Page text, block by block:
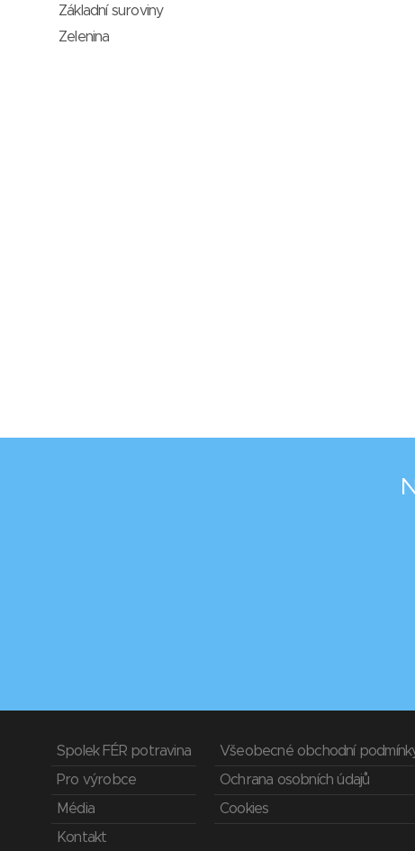
Základní suroviny
Zelenina
Spolek FÉR potravina
Pro výrobce
Média
Kontakt
Všeobecné obchodní
Ochrana osobních údajů
Cookies